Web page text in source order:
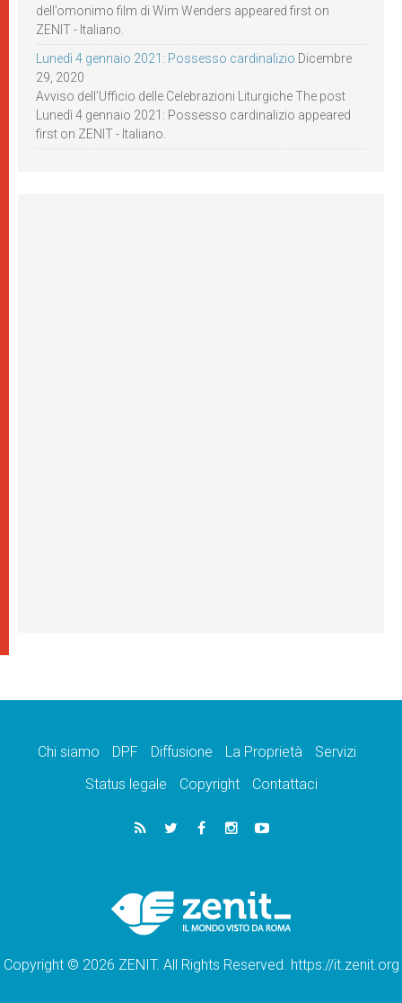
dell’omonimo film di Wim Wenders appeared first on
ZENIT - Italiano.
Lunedì 4 gennaio 2021: Possesso cardinalizio Dicembre
29, 2020
Avviso dell’Ufficio delle Celebrazioni Liturgiche The post
Lunedì 4 gennaio 2021: Possesso cardinalizio appeared
first on ZENIT - Italiano.
Chi siamo DPF Diffusione La Proprietà
Servizi
Status legale
Copyright Contattaci
Copyright © 2026 ZENIT. All Rights Reserved. https://it.zenit.org